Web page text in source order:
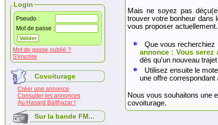
Login
Pseudo :
Mot de passe :
Mot de passe oublié ?
S'inscrire
Covoiturage
Créer une annonce
Consulter les annonces
Au Hasard Balthazar !
Sur la bande FM...
Mais ne soyez pas
trouver votre bonheur dans
vous proposer actuellement.
Que vous
annonce : Vous serez
dès qu'un nouveau
Utilisez ensuite le
une offre
Nous vous souhaitons une
covoiturage.